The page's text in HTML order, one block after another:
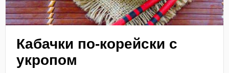
Кабачки по-корейски с
укропом